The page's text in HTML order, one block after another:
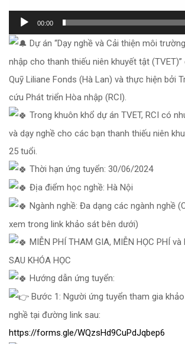
00:00
Dự án “Dạy nghề và Cải thiện môi
nhập cho thanh thiếu niên khuyết tật
Quỹ Liliane Fonds (Hà Lan) và thực hiện bởi
cứu Phát triển Hòa nhập (RCI).
Trong khuôn khổ dự án TVET, RCI có
và dạy nghề cho các bạn thanh thiếu niên
25 tuổi.
Thời hạn ứng tuyển: 30/06/2024
Địa điểm học nghề: Hà Nội
Ngành nghề: Đa dạng các ngành nghề
xem trong link khảo sát bên dưới)
MIỄN PHÍ THAM GIA, MIỄN HỌC PHÍ và
SAU KHÓA HỌC
Hướng dẫn ứng tuyển:
Bước 1: Người ứng tuyển tham gia
nghề tại đường link sau:
https://forms.gle/WQzsHd9CuPdJqbep6